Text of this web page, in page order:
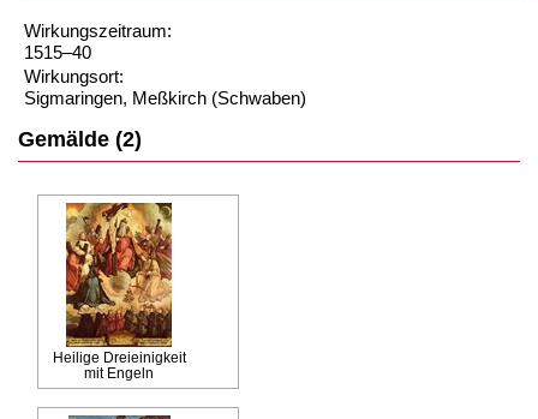
Wirkungszeitraum:
1515–40
Wirkungsort:
Sigmaringen, Meßkirch (Schwaben)
Gemälde (2)
Heilige Dreieinigkeit
mit Engeln